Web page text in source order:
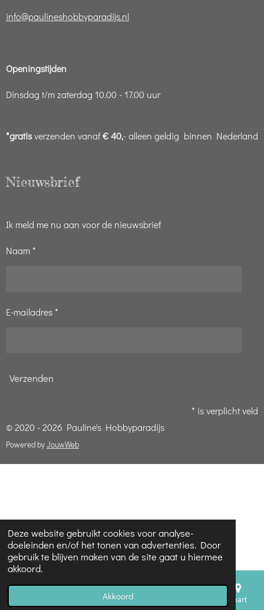
Deze website gebruikt cookies voor analyse-
doeleinden en/of het tonen van advertenties. Door
gebruik te blijven maken van de site gaat u hiermee
akkoord.
Akkoord
info@paulineshobbyparadijs.nl
Openingstijden
Dinsdag t/m zaterdag 10.00 - 17.00 uur
*gratisverzenden vanaf€ 40,- alleen geldig binnen Nederland
Nieuwsbrief
Ik meld me nu aan voor de nieuwsbrief
Naam *
E-mailadres *
Verzenden
* is verplicht veld
© 2020 - 2026 Pauline's Hobbyparadijs
Powered byJouwWeb
Telefoonnummer Kaart